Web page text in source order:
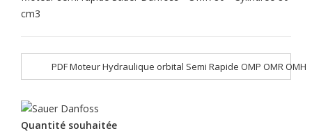
cm3
PDF Moteur Hydraulique orbital Semi Rapide OMP OMR OMH
Quantité souhaitée